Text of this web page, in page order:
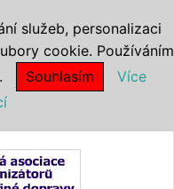
služeb, personalizaci
cookie. Používáním
Souhlasím
Více